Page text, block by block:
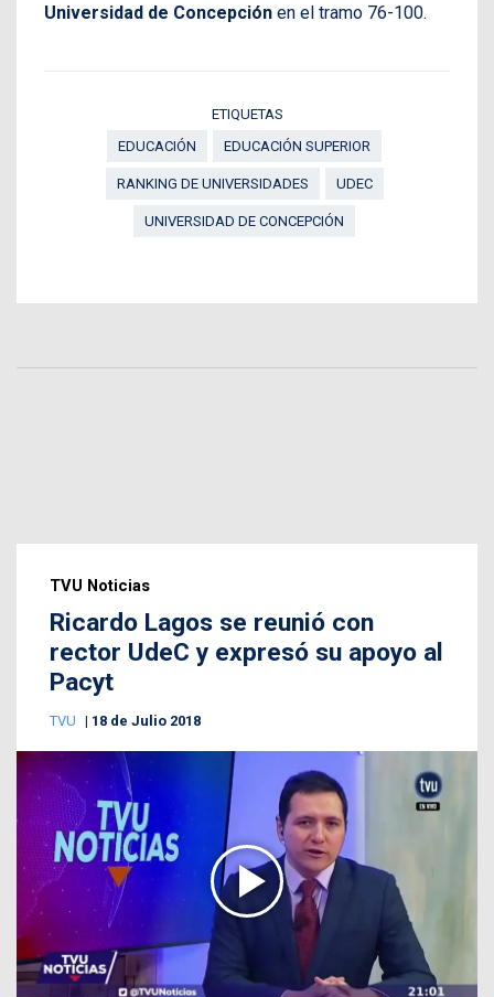
Universidad de Concepción en el tramo 76-100.
ETIQUETAS
EDUCACIÓN
EDUCACIÓN SUPERIOR
RANKING DE UNIVERSIDADES UDEC
UNIVERSIDAD DE CONCEPCIÓN
TVU Noticias
Ricardo Lagos se reunió con
rector UdeC y expresó su apoyo al
Pacyt
TVU 18 de Julio 2018